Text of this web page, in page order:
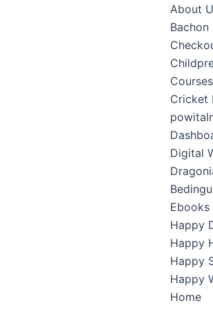
About
Courses
Cricket
Digital
Ebooks
Happy
Happy
Happy
Happy
Home